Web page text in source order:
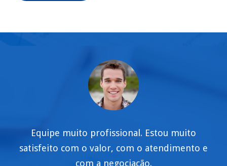
Equipe muito profissional. Estou muito
satisfeito com o valor, com o atendimento e
com a negociação.